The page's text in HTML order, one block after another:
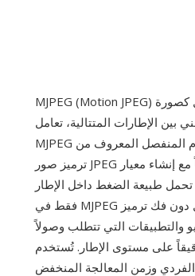
الإطارات المتتالية، تعامل
MJPEG كل إطار كصورة فوتوغرافية مستقلة، مطبقةً ضغط تحويل جيب التمام المنفصل المعروف من
ترميز صور JPEG الثابتة. يعود هذا النهج إلى عام 1992، متزامناً مع إنشاء معيار JPEG نفسه، واعتُمد على
طبيعة الضغط داخل الإطار
فقط في MJPEG عدة فوائد عملية: يمكن الوصول إلى أي إطار وتحريره بشكل مستقل دون فك ترميز
والتطبيقات التي تتطلب وصولاً
الفردي وزمن المعالجة المنخفض